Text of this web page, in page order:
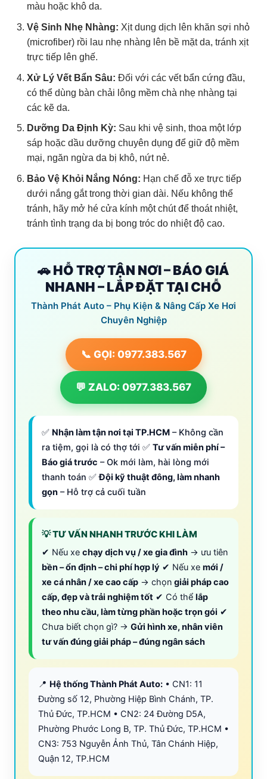
màu hoặc khô da.
Vệ Sinh Nhẹ Nhàng: Xịt dung dịch lên khăn sợi nhỏ
(microfiber) rồi lau nhẹ nhàng lên bề mặt da, tránh xịt
trực tiếp lên ghế.
Xử Lý Vết Bẩn Sâu: Đối với các vết bẩn cứng đầu,
có thể dùng bàn chải lông mềm chà nhẹ nhàng tại
các kẽ da.
Dưỡng Da Định Kỳ: Sau khi vệ sinh, thoa một lớp
sáp hoặc dầu dưỡng chuyên dụng để giữ độ mềm
mại, ngăn ngừa da bị khô, nứt nẻ.
Bảo Vệ Khỏi Nắng Nóng: Hạn chế đỗ xe trực tiếp
dưới nắng gắt trong thời gian dài. Nếu không thể
tránh, hãy mở hé cửa kính một chút để thoát nhiệt,
tránh tình trạng da bị bong tróc do nhiệt độ cao.
🚗 HỖ TRỢ TẬN NƠI – BÁO GIÁ
NHANH – LẮP ĐẶT TẠI CHỖ
Thành Phát Auto – Phụ Kiện & Nâng Cấp Xe Hơi
Chuyên Nghiệp
📞 GỌI: 0977.383.567
💬 ZALO: 0977.383.567
✅ Nhận làm tận nơi tại TP.HCM – Không cần
ra tiệm, gọi là có thợ tới ✅ Tư vấn miễn phí –
Báo giá trước – Ok mới làm, hài lòng mới
thanh toán ✅Đội kỹ thuật đông, làm nhanh
gọn – Hỗ trợ cả cuối tuần
💡 TƯ VẤN NHANH TRƯỚC KHI LÀM
✔ Nếu xe chạy dịch vụ / xe gia đình → ưu tiên
bền – ổn định – chi phí hợp lý ✔ Nếu xe mới /
xe cá nhân / xe cao cấp → chọn giải pháp cao
cấp, đẹp và trải nghiệm tốt ✔ Có thể lắp
theo nhu cầu, làm từng phần hoặc trọn gói ✔
Chưa biết chọn gì? → Gửi hình xe, nhân viên
tư vấn đúng giải pháp – đúng ngân sách
📍 Hệ thống Thành Phát Auto: • CN1: 11
Đường số 12, Phường Hiệp Bình Chánh, TP.
Thủ Đức, TP.HCM • CN2: 24 Đường D5A,
Phường Phước Long B, TP. Thủ Đức, TP.HCM •
CN3: 753 Nguyễn Ảnh Thủ, Tân Chánh Hiệp,
Quận 12, TP.HCM